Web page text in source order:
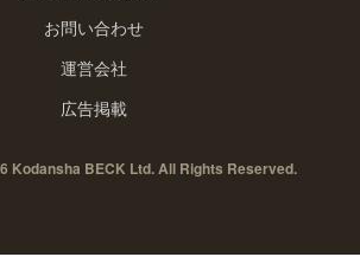
お問い合わせ
運営会社
広告掲載
Kodansha BECK Ltd. All Rights Reserved.